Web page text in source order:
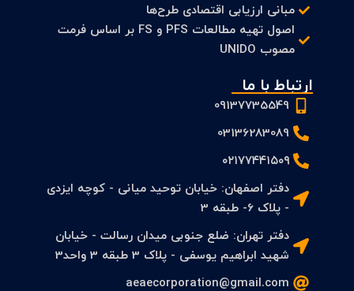
مبانی ارزیابی اقتصادی طرح‌ها
اصول تهیه مطالعات PFS و FS بر اساس فرمت
مصوب UNIDO
ارتباط با ما
09137735549
03136283089
۰۲۱۷۷۴۴۱۵۰۹
دفتر اصفهان: خیابان توحید میانی - کوچه ایزدی
- پلاک 6- طبقه 3
دفتر تهران: ضلع جنوبی میدان رسالت - خیابان
شهید ابراهیم یوسفی - پلاک 3 طبقه 3 واحد3
aeaecorporation@gmail.com